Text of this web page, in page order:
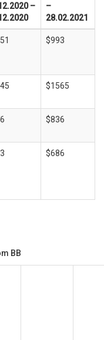
–
–
28.02.2021
$993
$1565
$836
$686
BB